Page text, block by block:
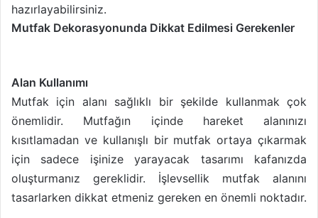
hazırlayabilirsiniz.
Mutfak Dekorasyonunda Dikkat Edilmesi Gerekenler
Alan Kullanımı
Mutfak için alanı sağlıklı bir şekilde kullanmak çok
önemlidir. Mutfağın içinde hareket alanınızı
kısıtlamadan ve kullanışlı bir mutfak ortaya çıkarmak
için sadece işinize yarayacak tasarımı kafanızda
oluşturmanız gereklidir. İşlevsellik mutfak alanını
tasarlarken dikkat etmeniz gereken en önemli noktadır.